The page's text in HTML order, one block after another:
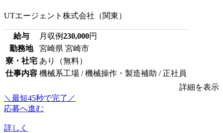
UTエージェント株式会社（関東）
給与 月収例230,000円
勤務地
宮崎県 宮崎市
寮・社宅 あり（無料）
仕事内容 機械系工場 / 機械操作・製造補助 / 正社員
詳細を表示
＼最短45秒で完了／
応募へ進む
詳しく